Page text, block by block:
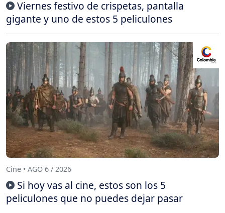
Viernes festivo de crispetas, pantalla
gigante y uno de estos 5 peliculones
Cine • AGO 6 / 2026
Si hoy vas al cine, estos son los 5
peliculones que no puedes dejar pasar